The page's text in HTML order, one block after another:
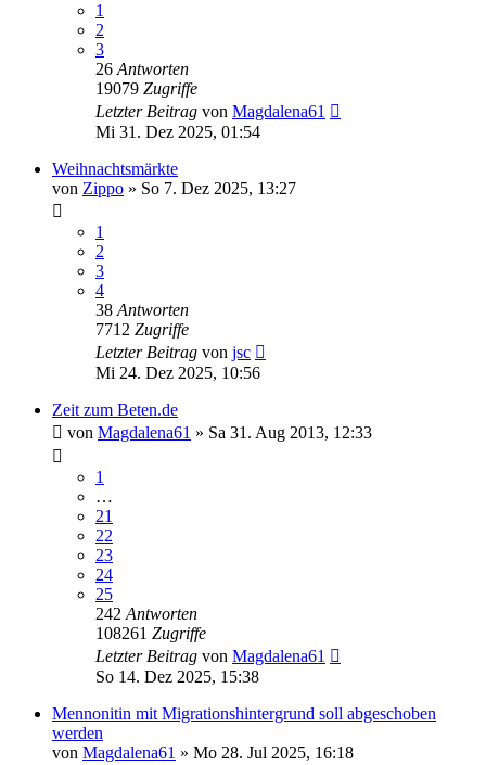
1
2
3
26 Antworten
19079 Zugriffe
Letzter Beitrag von Magdalena61
Mi 31. Dez 2025, 01:54
Weihnachtsmärkte
von Zippo » So 7. Dez 2025, 13:27
1
2
3
4
38 Antworten
7712 Zugriffe
Letzter Beitrag von jsc
Mi 24. Dez 2025, 10:56
Zeit zum Beten.de
von Magdalena61 » Sa 31. Aug 2013, 12:33
1
…
21
22
23
24
25
242 Antworten
108261 Zugriffe
Letzter Beitrag von Magdalena61
So 14. Dez 2025, 15:38
Mennonitin mit Migrationshintergrund soll abgeschoben
werden
von Magdalena61 » Mo 28. Jul 2025, 16:18